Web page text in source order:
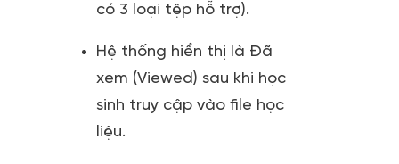
có 3 loại tệp hỗ trợ).
Hệ thống hiển thị là Đã
xem (Viewed) sau khi học
sinh truy cập vào file học
liệu.